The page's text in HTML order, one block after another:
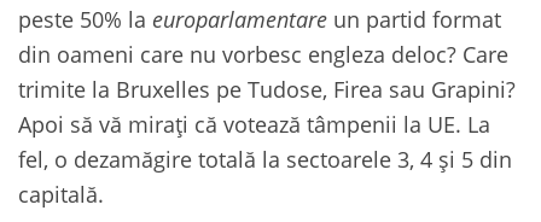
peste 50% la europarlamentare un partid format
din oameni care nu vorbesc engleza deloc? Care
trimite la Bruxelles pe Tudose, Firea sau Grapini?
Apoi să vă mirați că votează tâmpenii la UE. La
fel, o dezamăgire totală la sectoarele 3, 4 și 5 din
capitală.